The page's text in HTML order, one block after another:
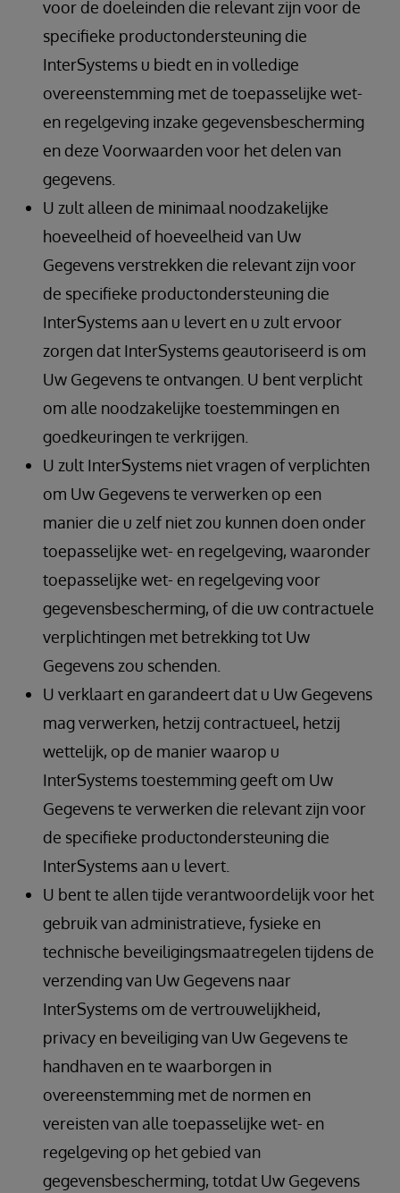
voor de doeleinden die relevant zijn voor de
specifieke productondersteuning die
InterSystems u biedt en in volledige
overeenstemming met de toepasselijke wet-
en regelgeving inzake gegevensbescherming
en deze Voorwaarden voor het delen van
gegevens.
U zult alleen de minimaal noodzakelijke
hoeveelheid of hoeveelheid van Uw
Gegevens verstrekken die relevant zijn voor
de specifieke productondersteuning die
InterSystems aan u levert en u zult ervoor
zorgen dat InterSystems geautoriseerd is om
Uw Gegevens te ontvangen. U bent verplicht
om alle noodzakelijke toestemmingen en
goedkeuringen te verkrijgen.
U zult InterSystems niet vragen of verplichten
om Uw Gegevens te verwerken op een
manier die u zelf niet zou kunnen doen onder
toepasselijke wet- en regelgeving, waaronder
toepasselijke wet- en regelgeving voor
gegevensbescherming, of die uw contractuele
verplichtingen met betrekking tot Uw
Gegevens zou schenden.
U verklaart en garandeert dat u Uw Gegevens
mag verwerken, hetzij contractueel, hetzij
wettelijk, op de manier waarop u
InterSystems toestemming geeft om Uw
Gegevens te verwerken die relevant zijn voor
de specifieke productondersteuning die
InterSystems aan u levert.
U bent te allen tijde verantwoordelijk voor het
gebruik van administratieve, fysieke en
technische beveiligingsmaatregelen tijdens de
verzending van Uw Gegevens naar
InterSystems om de vertrouwelijkheid,
privacy en beveiliging van Uw Gegevens te
handhaven en te waarborgen in
overeenstemming met de normen en
vereisten van alle toepasselijke wet- en
regelgeving op het gebied van
gegevensbescherming, totdat Uw Gegevens